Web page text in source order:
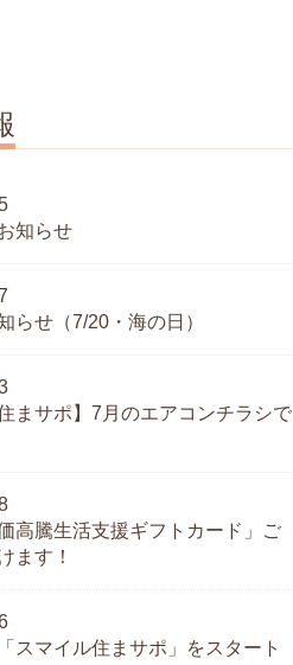
知らせ
らせ（7/20・海の日）
まサポ】7月のエアコンチラシで
高騰生活支援ギフトカード」ご
ます！
スマイル住まサポ」をスタート